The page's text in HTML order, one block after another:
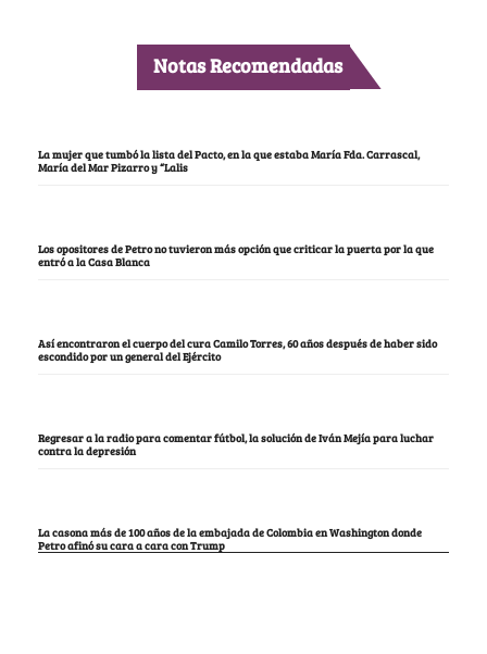
Notas Recomendadas
La mujer que tumbó la lista del Pacto, en la que estaba María Fda. Carrascal,
María del Mar Pizarro y “Lalis
Los opositores de Petro no tuvieron más opción que criticar la puerta por la que
entró a la Casa Blanca
Así encontraron el cuerpo del cura Camilo Torres, 60 años después de haber sido
escondido por un general del Ejército
Regresar a la radio para comentar fútbol, la solución de Iván Mejía para luchar
contra la depresión
La casona más de 100 años de la embajada de Colombia en Washington donde
Petro afinó su cara a cara con Trump